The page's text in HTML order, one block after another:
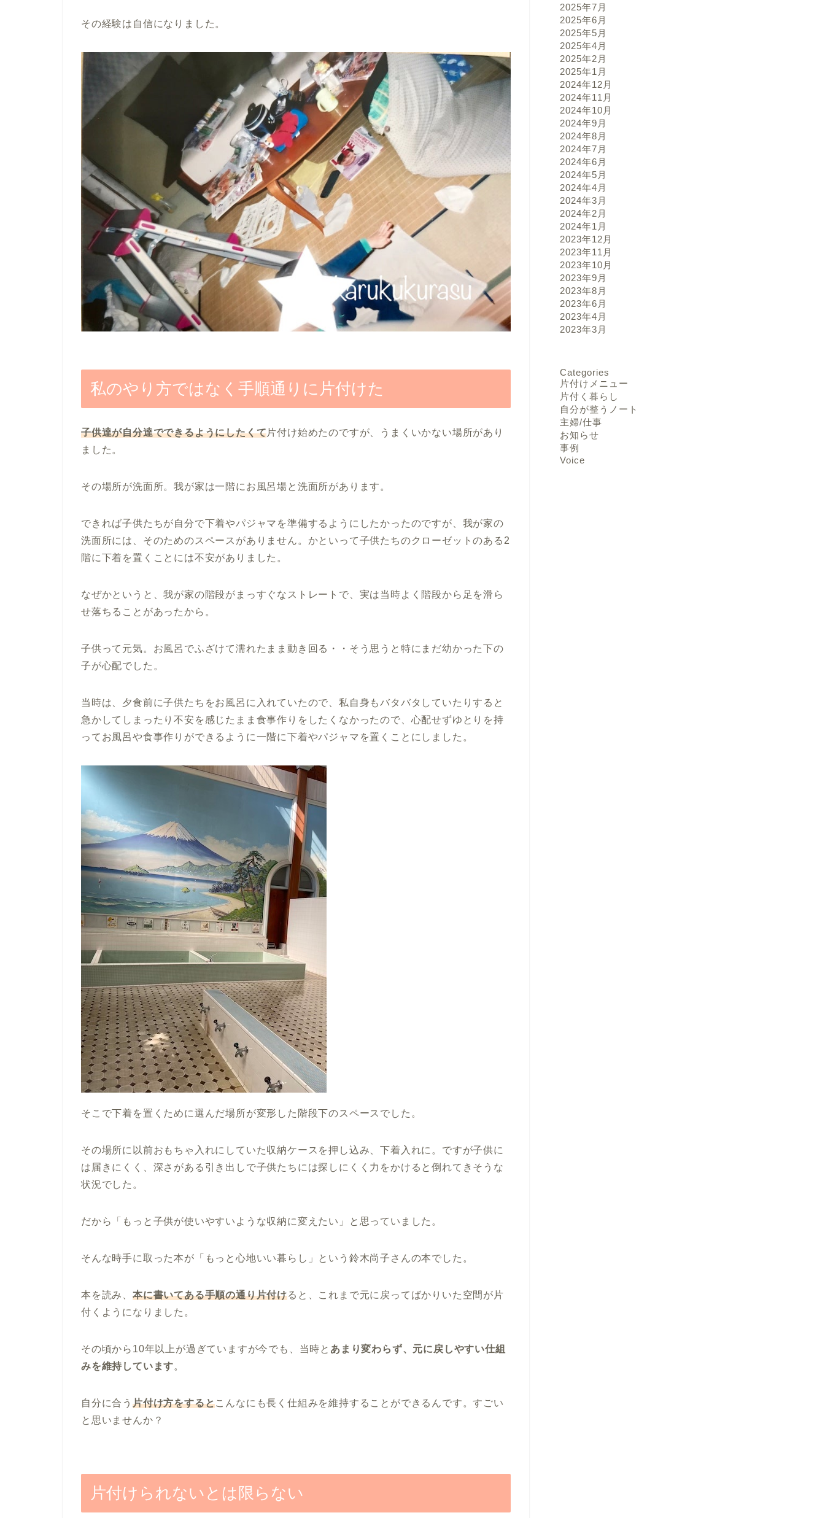
その経験は自信になりました。
私のやり方ではなく手順通りに片付けた
子供達が自分達でできるようにしたくて片付け始めたのですが、うまくいかない場所があり
ました。
その場所が洗面所。我が家は一階にお風呂場と洗面所があります。
できれば子供たちが自分で下着やパジャマを準備するようにしたかったのですが、我が家の
洗面所には、そのためのスペースがありません。かといって子供たちのクローゼットのある2
階に下着を置くことには不安がありました。
なぜかというと、我が家の階段がまっすぐなストレートで、実は当時よく階段から足を滑ら
せ落ちることがあったから。
子供って元気。お風呂でふざけて濡れたまま動き回る・・そう思うと特にまだ幼かった下の
子が心配でした。
当時は、夕食前に子供たちをお風呂に入れていたので、私自身もバタバタしていたりすると
急かしてしまったり不安を感じたまま食事作りをしたくなかったので、心配せずゆとりを持
ってお風呂や食事作りができるように一階に下着やパジャマを置くことにしました。
そこで下着を置くために選んだ場所が変形した階段下のスペースでした。
その場所に以前おもちゃ入れにしていた収納ケースを押し込み、下着入れに。ですが子供に
は届きにくく、深さがある引き出しで子供たちには探しにくく力をかけると倒れてきそうな
状況でした。
だから「もっと子供が使いやすいような収納に変えたい」と思っていました。
そんな時手に取った本が「もっと心地いい暮らし」という鈴木尚子さんの本でした。
本を読み、 本に書いてある手順の通り片付けると、これまで元に戻ってばかりいた空間が片
付くようになりました。
その頃から10年以上が過ぎていますが今でも、当時と あまり変わらず、元に戻しやすい仕組
みを維持しています。
自分に合う 片付け方をするとこんなにも長く仕組みを維持することができるんです。すごい
と思いませんか？
片付けられないとは限らない
2025年7月
2025年6月
2025年5月
2025年4月
2025年2月
2025年1月
2024年12月
2024年11月
2024年10月
2024年9月
2024年8月
2024年7月
2024年6月
2024年5月
2024年4月
2024年3月
2024年2月
2024年1月
2023年12月
2023年11月
2023年10月
2023年9月
2023年8月
2023年6月
2023年4月
2023年3月
Categories
片付けメニュー
片付く暮らし
自分が整うノート
主婦/仕事
お知らせ
事例
Voice